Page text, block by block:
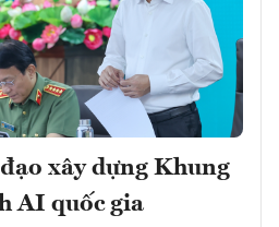
xây dựng Khung
AI quốc gia